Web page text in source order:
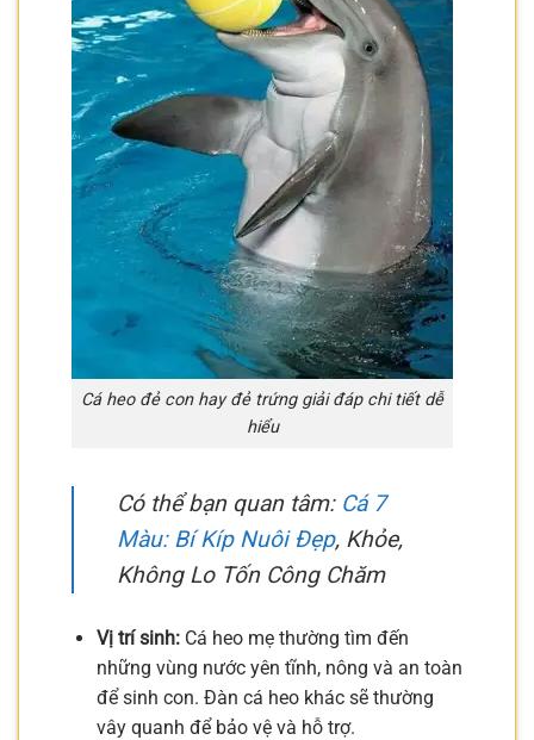
Cá heo đẻ con hay đẻ trứng giải đáp chi tiết dễ
hiểu
Có thể bạn quan tâm: Cá 7
Màu: Bí Kíp Nuôi Đẹp, Khỏe,
Không Lo Tốn Công Chăm
Vị trí sinh:Cá heo mẹ thường tìm đến
những vùng nước yên tĩnh, nông và an toàn
để sinh con. Đàn cá heo khác sẽ thường
vây quanh để bảo vệ và hỗ trợ.